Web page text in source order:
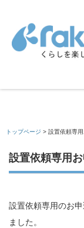
トップページ > 設置依頼専
設置依頼専用
設置依頼専用のお
ました。